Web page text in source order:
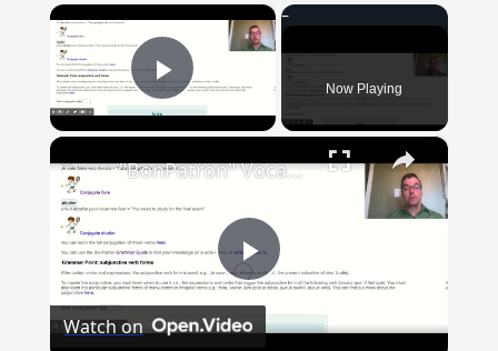
×
Play Video Now Playing
×
Play
"BonPatron" Vocabulary Guide: School
Watch on